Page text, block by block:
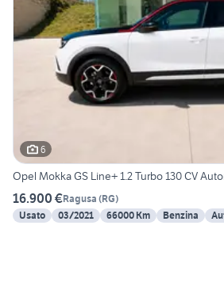
6
Opel Mokka GS Line+ 1.2 Turbo 130 CV
16.900 €Ragusa (RG)
Usato
03/2021 66000 Km Benzina